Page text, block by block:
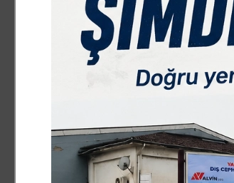
Kurdukları ikna odalarıyla başörtülü kızlara
Rezidanslarda sarhoş kafalarla, darbe
Gerçek din adamlarına ekran yüzü